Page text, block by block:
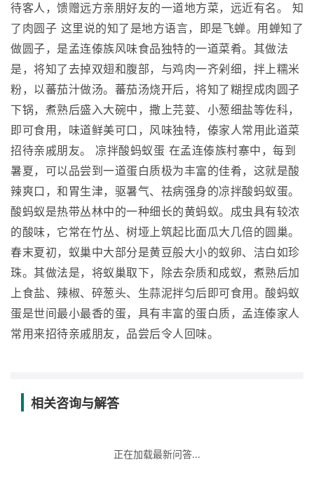
待客人，馈赠远方亲朋好友的一道地方菜，远近有名。 知
了肉圆子 这里说的知了是地方语言，即是飞蝉。用蝉知了
做圆子，是孟连傣族风味食品独特的一道菜肴。其做法
是，将知了去掉双翅和腹部，与鸡肉一齐剁细，拌上糯米
粉，以蕃茄汁做汤。蕃茄汤烧开后，将知了糊捏成肉圆子
下锅，煮熟后盛入大碗中，撒上芫荽、小葱细盐等佐科，
即可食用，味道鲜美可口，风味独特，傣家人常用此道菜
招待亲戚朋友。 凉拌酸蚂蚁蛋 在孟连傣族村寨中，每到
暑夏，可以品尝到一道蛋白质极为丰富的佳肴，这就是酸
辣爽口，和胃生津，驱暑气、祛病强身的凉拌酸蚂蚁蛋。
酸蚂蚁是热带丛林中的一种细长的黄蚂蚁。成虫具有较浓
的酸味，它常在竹丛、树垭上筑起比面瓜大几倍的圆巢。
春末夏初，蚁巢中大部分是黄豆般大小的蚁卵、洁白如珍
珠。其做法是，将蚁巢取下，除去杂质和成蚁，煮熟后加
上食盐、辣椒、碎葱头、生蒜泥拌匀后即可食用。酸蚂蚁
蛋是世间最小最香的蛋，具有丰富的蛋白质，孟连傣家人
常用来招待亲戚朋友，品尝后令人回味。
相关咨询与解答
正在加载最新问答...